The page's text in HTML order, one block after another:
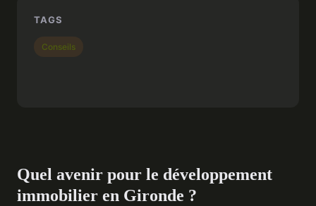
Quel avenir pour le développement
immobilier en Gironde ?
TAGS
Conseils